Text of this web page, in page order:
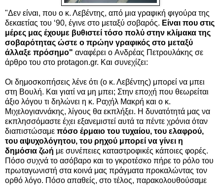
"Δεν είναι, που o κ. Λεβέντης, από μια γραφική φιγούρα της
δεκαετίας του ‘90, έγινε στο μεταξύ σοβαρός. Είναι που στις
μέρες μας έχουμε βυθιστεί τόσο πολύ στην κλίμακα της
σοβαρότητας ώστε ο πρώην γραφικός στο μεταξύ
άλλαξε πρόσημο" αναφέρει ο Ανδρέας Πετρουλάκης σε
άρθρο του στο protagon.gr. Και συνεχίζει:
Οι δημοσκοπήσεις λένε ότι (o κ. Λεβέντης) μπορεί να μπει
στη Βουλή. Και γιατί να μη μπει; Στην εποχή που θεωρείται
άξιο λόγου τι δηλώνει η κ. Ραχήλ Μακρή και ο κ.
Μιχελογιαννάκης, λίγους θα εκπλήξει. Η δυνατότητά μας να
εκπλησσόμαστε έχει εξανεμιστεί αυτά τα πέντε χρόνια όταν
διαπιστώσαμε πόσο έρμαιο του τυχαίου, του ελαφρού,
του αψυχολόγητου, του ρηχού μπορεί να γίνει η
δημόσια ζωή με συνέπειες καταστροφικές κάποιες φορές.
Πόσο συχνά το ασόβαρο και το γκροτέσκο πήρε το ρόλο του
πρωταγωνιστή στα κοινά μας πράγματα προκαλώντας τον
ορθό λόγο. Πόσο απαθείς, στο τέλος, παρακολουθούσαμε